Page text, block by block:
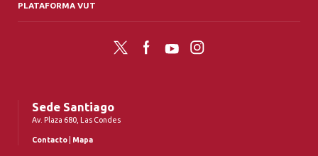
PLATAFORMA VUT
Twitter FacebookYouTubeInstagram
Sede Santiago
Av. Plaza 680, Las Condes
Contacto Mapa